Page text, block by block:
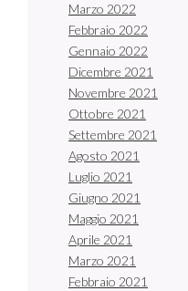
Marzo 2022
Febbraio 2022
Gennaio 2022
Dicembre 2021
Novembre 2021
Ottobre 2021
Settembre 2021
Agosto 2021
Luglio 2021
Giugno 2021
Maggio 2021
Aprile 2021
Marzo 2021
Febbraio 2021